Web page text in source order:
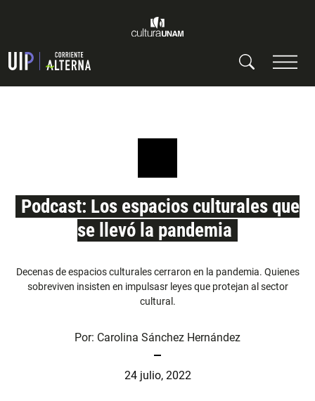
Podcast: Los espacios culturales que
se llevó la pandemia
Decenas de espacios culturales cerraron en la pandemia. Quienes
sobreviven insisten en impulsasr leyes que protejan al sector
cultural.
Por: Carolina Sánchez Hernández
24 julio, 2022